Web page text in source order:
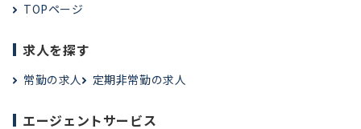
TOPページ
求人を探す
常勤の求人 定期非常勤の求人
エージェントサービス